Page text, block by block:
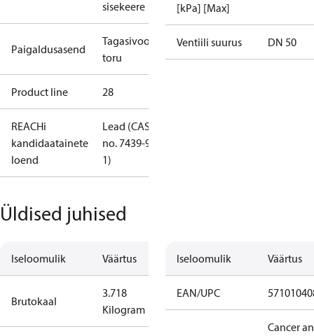
sisekeere
Paigaldusasend
Tagasivoolu
toru
Product line 28
REACHi
kandidaatainete
loend
Lead (CAS
no. 7439-92-
1)
[kPa] [Max]
Ventiili suurus DN 50
Üldised juhised
Iseloomulik Väärtus
Brutokaal
3.718
Kilogram
Iseloomulik Väärtus
EAN/UPC
Cancer